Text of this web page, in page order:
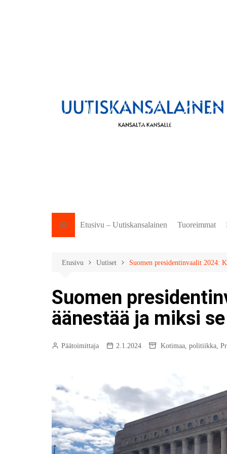
Etusivu – Uutiskansalainen Tuoreimmat
Etusivu Uutiset Suomen presidentinvaalit 2024:
Suomen
äänestää ja miksi
Päätoimittaja 2.1.2024 Kotimaa, politiikka,